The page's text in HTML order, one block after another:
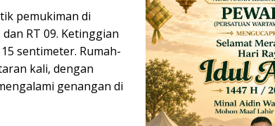
pemukiman di
dan RT 09. Ketinggian
sentimeter. Rumah-
kali, dengan
genangan di